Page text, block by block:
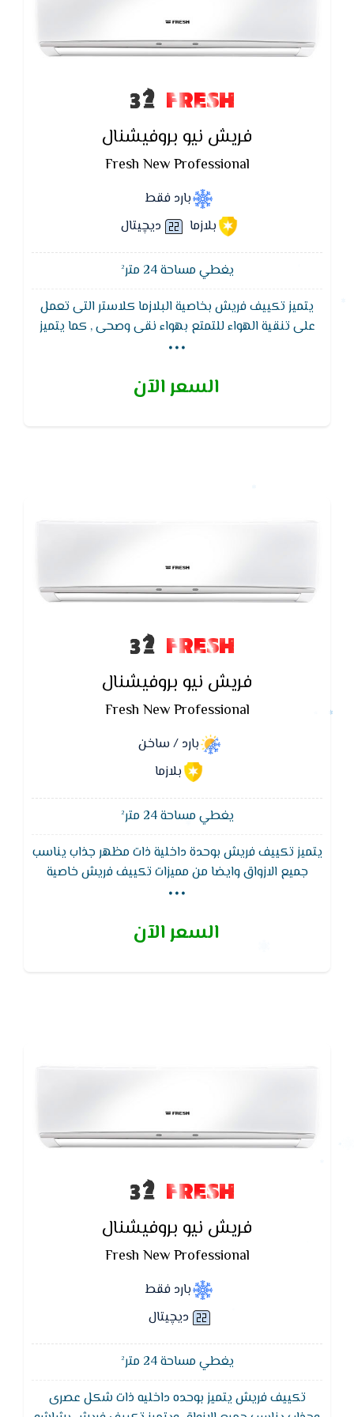
FRESH
فريش نيو بروفيشنال
Fresh New Professional
بارد فقط
بلازما
ديچيتال
يغطي مساحة 24 متر²
يتميز تكييف فريش بخاصية البلازما كلاستر التى تعمل
على تنقية الهواء للتمتع بهواء نقى وصحى , كما يتميز
تكييف فريش ايضا بخاصية التشغيل الاتوماتيكى و التى
...
السعر الآن
FRESH
فريش نيو بروفيشنال
Fresh New Professional
بارد / ساخن
بلازما
يغطي مساحة 24 متر²
يتميز تكييف فريش بوحدة داخلية ذات مظهر جذاب يناسب
جميع الازواق وايضا من مميزات تكييف فريش خاصية
توزيع الهواء فى 4 اتجاهات للوصول لدرجة الحراره فى اقل
...
السعر الآن
FRESH
فريش نيو بروفيشنال
Fresh New Professional
بارد فقط
ديچيتال
يغطي مساحة 24 متر²
تكييف فريش يتميز بوحده داخليه ذات شكل عصرى